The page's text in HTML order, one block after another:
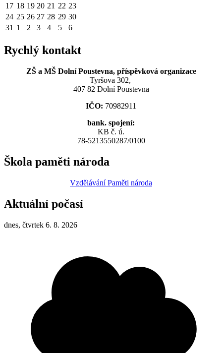
17 18 19 20 21 22 23
24 25 26 27 28 29 30
31 1 2 3 4 5 6
Rychlý kontakt
ZŠ a MŠ Dolní Poustevna, příspěvková organizace
Tyršova 302,
407 82 Dolní Poustevna
IČO: 70982911
bank. spojení:
KB č. ú.
78-5213550287/0100
Škola paměti národa
Vzdělávání Paměti národa
Aktuální počasí
dnes, čtvrtek 6. 8. 2026